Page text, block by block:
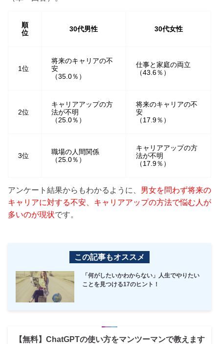
順
位
30代男性 30代女性
1位
将来のキャリアの不
安
（35.0％）
仕事と家庭の両立
（43.6％）
2位
キャリアアップの方
法が不明
（25.0％）
将来のキャリアの不
安
（17.9％）
3位
職場の人間関係
（25.0％）
キャリアアップの方
法が不明
（17.9％）
アンケート結果からもわかるように、 男女を問わず将来の
キャリアに対する不安、キャリアアップの方法で悩む人が
多いのが現状です。
この記事もオススメ
「何がしたいかわからない」人生でやりたい
ことを見つける17のヒント！
【無料】ChatGPTの使い方をマンツーマンで教えます